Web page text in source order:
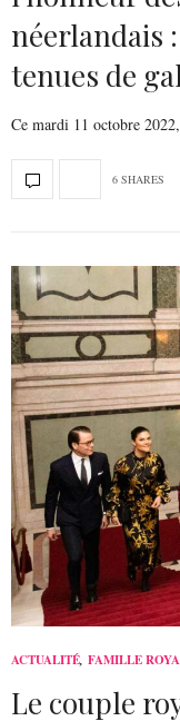
néerlandais
tenues de
Ce mardi 11 octobre
6 SHARES
ACTUALITÉ, FAMILLE
Le couple